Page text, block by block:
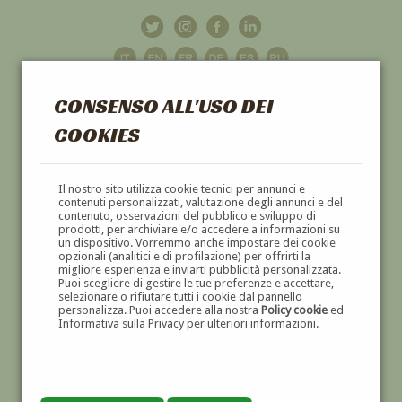
CONSENSO ALL'USO DEI
COOKIES
Il nostro sito utilizza cookie tecnici per annunci e
contenuti personalizzati, valutazione degli annunci e del
contenuto, osservazioni del pubblico e sviluppo di
prodotti, per archiviare e/o accedere a informazioni su
un dispositivo. Vorremmo anche impostare dei cookie
opzionali (analitici e di profilazione) per offrirti la
migliore esperienza e inviarti pubblicità personalizzata.
Puoi scegliere di gestire le tue preferenze e accettare,
selezionare o rifiutare tutti i cookie dal pannello
personalizza. Puoi accedere alla nostra Policy cookieed
Informativa sulla Privacy per ulteriori informazioni.
GALLERIAD'ARTE
DIPINTI E SCULTURE '800 E '900